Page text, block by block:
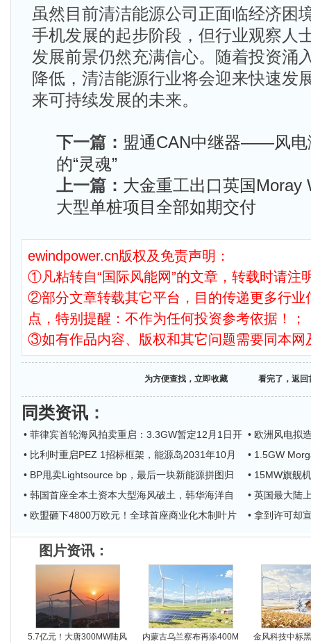
虽然目前清洁能源公司正面临经济困
手机发展的起步阶段，但行业观察人
发展前景仍然充满信心。随着投资涌
降低，清洁能源行业将会迎来快速发
来可持续发展的未来。
下一篇： 盟通CAN中继器——风电
的“灵魂”
上一篇： 大金重工出口英国Moray
大型单桩项目全部如期交付
ewindpower.cn版权及免责声明：
①凡粘转自“国际风能网”的文章，转载时请注
②部分文章转载其它平台，目的传递更多行业
点，特别提醒：不作为任何投资参考依据！；
③如有作品内容、版权和其它问题需要同本网
为方便查找，立即收藏 看完了，返回
同类资讯 ：
• 菲律宾首轮海风拍卖重启：3.3GW暂定12月1日开 • 欧洲风电拟
• 比利时重启PEZ 1招标框架，能源岛2031年10月
• 1.5GW
• BP甩卖Lightsource bp，最后一块新能源拼图归
• 15MW旗舰
• 韩国首座全本土资本大型海风破土，韩华海洋自
• 英国最大陆
• 欧盟砸下4800万欧元！全球首座商业化木制叶片
• 拿到许可却
图片资讯：
5.7亿元！大唐300MW陆风
内蒙古乌兰察布再添400M
金风科技中标